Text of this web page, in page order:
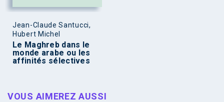
Jean-Claude Santucci,
Hubert Michel
Le Maghreb dans le
monde arabe ou les
affinités sélectives
VOUS AIMEREZ AUSSI